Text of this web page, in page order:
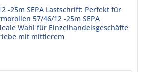
-25m SEPA Lastschrift: Perfekt für
57/46/12 -25m SEPA
Wahl für Einzelhandelsgeschäfte
mit mittlerem